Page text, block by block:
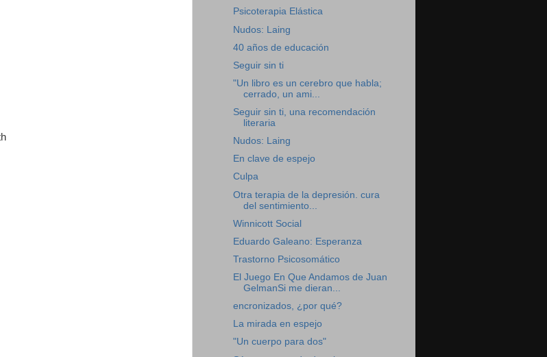
Psicoterapia Elástica
Nudos: Laing
40 años de educación
Seguir sin ti
"Un libro es un cerebro que habla;
cerrado, un ami...
Seguir sin ti, una recomendación
literaria
Nudos: Laing
En clave de espejo
Culpa
Otra terapia de la depresión. cura
del sentimiento...
Winnicott Social
Eduardo Galeano: Esperanza
Trastorno Psicosomático
El Juego En Que Andamos de Juan
GelmanSi me dieran...
encronizados, ¿por qué?
La mirada en espejo
"Un cuerpo para dos"